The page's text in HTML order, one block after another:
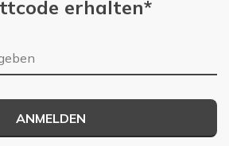
erhalten*
ANMELDEN